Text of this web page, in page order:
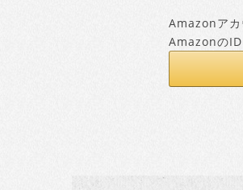
Amazonアカ
AmazonのID